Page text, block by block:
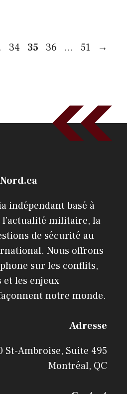
Page
34 Page
35 Page
36 … Page
51
→
indépendant basé à
militaire, la
de sécurité au
Nous offrons
sur les conflits,
et les enjeux
notre monde.
Adresse
St-Ambroise, Suite 495
Montréal, QC